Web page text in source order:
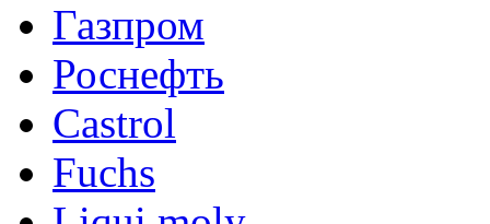
Газпром
Роснефть
Castrol
Fuchs